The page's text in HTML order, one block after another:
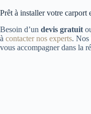
Prêt à installer votre carport
Besoin d’un devis gratuit
à contacter nos experts. Nos
vous accompagner dans la